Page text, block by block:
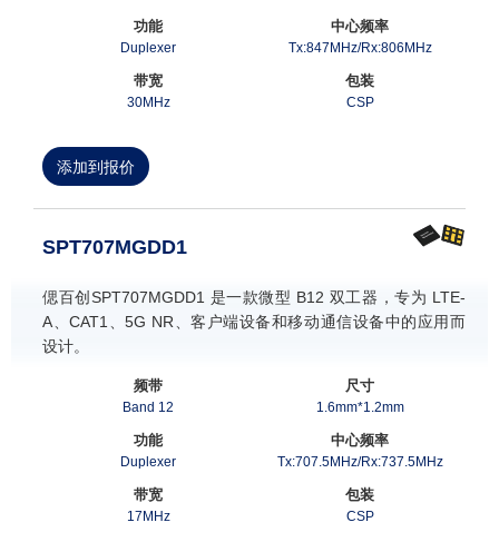
功能
Duplexer
中心频率
Tx:847MHz/Rx:806MHz
带宽
30MHz
包装
CSP
添加到报价
SPT707MGDD1
偲百创SPT707MGDD1 是一款微型 B12 双工器，专为 LTE-
A、CAT1、5G NR、客户端设备和移动通信设备中的应用而
设计。
频带
Band 12
尺寸
1.6mm*1.2mm
功能
Duplexer
中心频率
Tx:707.5MHz/Rx:737.5MHz
带宽
17MHz
包装
CSP